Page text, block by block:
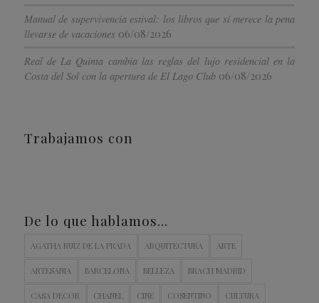
Manual de supervivencia estival: los libros que sí merece la pena
llevarse de vacaciones 06/08/2026
Real de La Quinta cambia las reglas del lujo residencial en la
Costa del Sol con la apertura de El Lago Club 06/08/2026
Trabajamos con
De lo que hablamos…
AGATHA RUIZ DE LA PRADA ARQUITECTURA ARTE
ARTESANIA BARCELONA BELLEZA BRACH MADRID
CASA DECOR CHANEL CINE COSENTINO CULTURA